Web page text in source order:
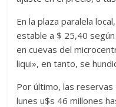
En la plaza paralela
estable a $ 25,40
en cuevas del
liqui», en tanto, se
Por último, las
lunes u$s 46 millones